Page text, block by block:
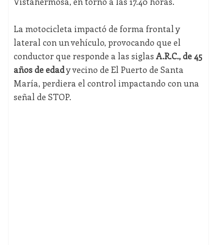
La motocicleta impactó de forma frontal y
lateral con un vehículo, provocando que el
conductor que responde a las siglas A.R.C., de 45
años de edady vecino de El Puerto de Santa
María, perdiera el control impactando con una
señal de STOP.